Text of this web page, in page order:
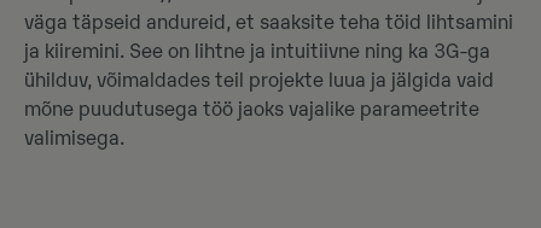
väga täpseid andureid, et saaksite teha töid lihtsamini
ja kiiremini. See on lihtne ja intuitiivne ning ka 3G-ga
ühilduv, võimaldades teil projekte luua ja jälgida vaid
mõne puudutusega töö jaoks vajalike parameetrite
valimisega.